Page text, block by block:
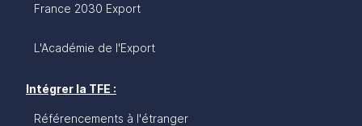
France 2030 Export
L'Académie de l'Export
Intégrer la TFE :
Référencements à l'étranger